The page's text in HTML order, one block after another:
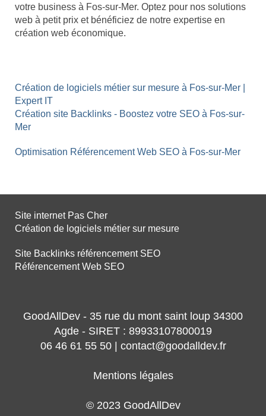
votre business à Fos-sur-Mer. Optez pour nos solutions
web à petit prix et bénéficiez de notre expertise en
création web économique.
Création de logiciels métier sur mesure à Fos-sur-Mer |
Expert IT
Création site Backlinks - Boostez votre SEO à Fos-sur-
Mer
Optimisation Référencement Web SEO à Fos-sur-Mer
Site internet Pas Cher
Création de logiciels métier sur mesure
Site Backlinks référencement SEO
Référencement Web SEO
GoodAllDev - 35 rue du mont saint loup 34300
Agde - SIRET : 89933107800019
06 46 61 55 50 | contact@goodalldev.fr
Mentions légales
© 2023 GoodAllDev